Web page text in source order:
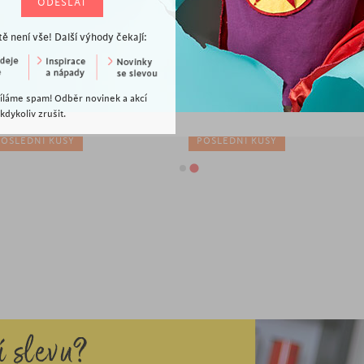
není vše! Další výhody čekají:
spam! Odběr novinek a akcí
zrušit.
Kč
stolek Denver, 90 cm, dub
KUSY
Konferenční stolek Calv, 110 cm, masiv
POSLEDNÍ KUSY